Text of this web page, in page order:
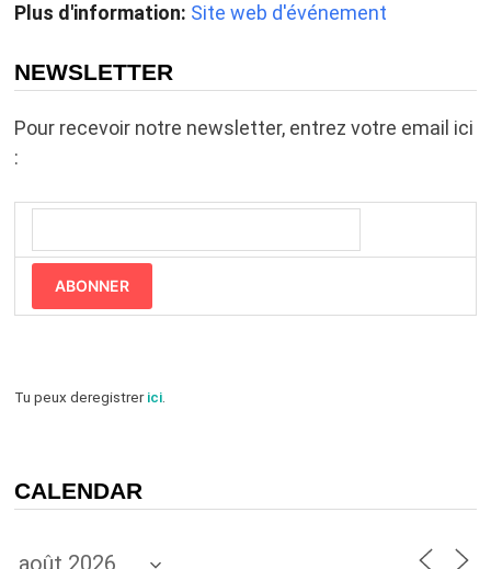
Plus d'information: Site web d'événement
NEWSLETTER
Pour recevoir notre newsletter, entrez votre email ici
:
ABONNER
Tu peux deregistrerici.
CALENDAR